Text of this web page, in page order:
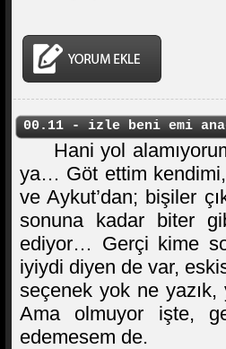
00.11 - izle beni emi
Hani yol
ya… Göt ettim
ve Aykut’dan; bişiler
sonuna kadar biter
ediyor… Gerçi kime
iyiydi diyen de var,
seçenek yok ne yazık,
Ama olmuyor işte,
edemesem de.